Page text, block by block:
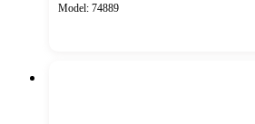
Model: 74889